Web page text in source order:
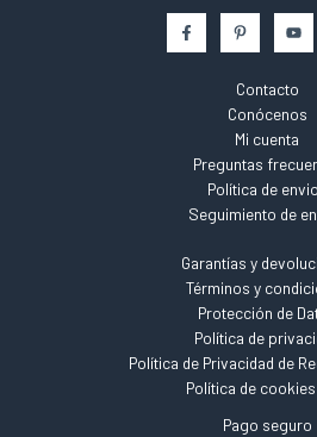
Contacto
Conócenos
Mi cuenta
Preguntas
Política de
Seguimiento de
Garantías y
Términos y
Protección de
Política de
Política de Privacidad de
Política de cookies
Pago seguro